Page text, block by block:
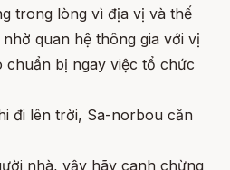
trong lòng vì địa vị và thế
quan hệ thông gia với vị
chuẩn bị ngay việc tổ chức
đi lên trời, Sa-norbou căn
nhà, vậy hãy canh chừng